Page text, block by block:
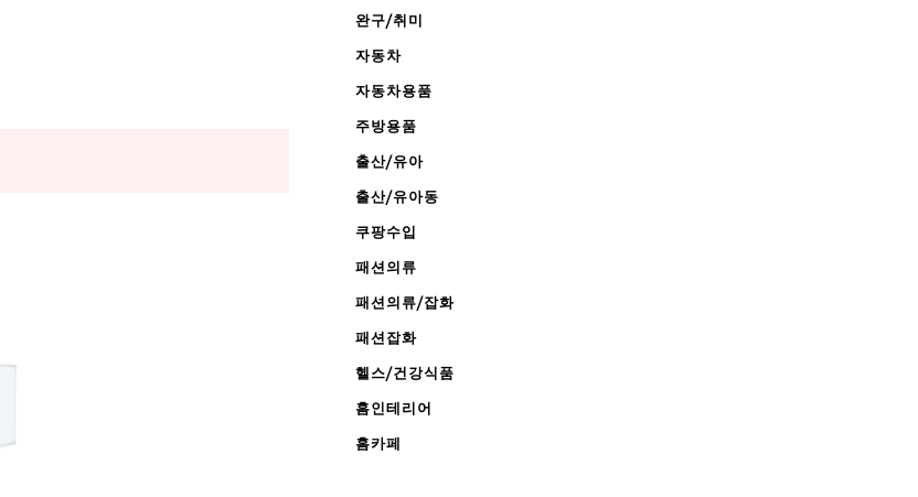
완구/취미
자동차
자동차용품
주방용품
출산/유아
출산/유아동
쿠팡수입
패션의류
패션의류/잡화
패션잡화
헬스/건강식품
홈인테리어
홈카페